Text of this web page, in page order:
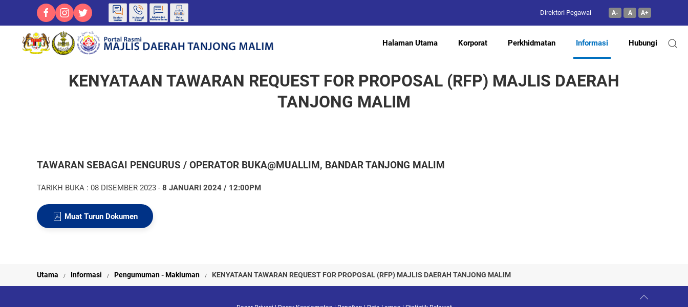
Direktori Pegawai A- A A+
Halaman Utama Korporat Perkhidmatan Informasi Hubungi
KENYATAAN TAWARAN REQUEST FOR PROPOSAL (RFP) MAJLIS DAERAH
TANJONG MALIM
TAWARAN SEBAGAI PENGURUS / OPERATOR BUKA@MUALLIM, BANDAR TANJONG MALIM
TARIKH BUKA : 08 DISEMBER 2023 - 8 JANUARI 2024 / 12:00PM
Muat Turun Dokumen
Utama Informasi Pengumuman - Makluman KENYATAAN TAWARAN REQUEST FOR PROPOSAL (RFP) MAJLIS DAERAH TANJONG MALIM